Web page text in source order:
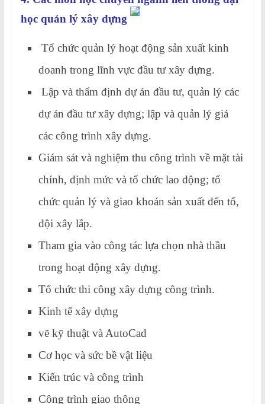
học quản lý xây dựng
Tổ chức quản lý hoạt động sản xuất kinh
doanh trong lĩnh vực đầu tư xây dựng.
Lập và thẩm định dự án đầu tư, quản lý các
dự án đầu tư xây dựng; lập và quản lý giá
các công trình xây dựng.
Giám sát và nghiệm thu công trình về mặt tài
chính, định mức và tổ chức lao động; tổ
chức quản lý và giao khoán sản xuất đến tổ,
đội xây lắp.
Tham gia vào công tác lựa chọn nhà thầu
trong hoạt động xây dựng.
Tổ chức thi công xây dựng công trình.
Kinh tế xây dựng
vẽ kỹ thuật và AutoCad
Cơ học và sức bề vật liệu
Kiến trúc và công trình
Công trình giao thông